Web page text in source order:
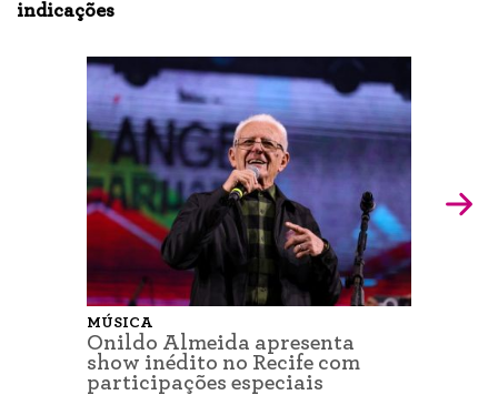
indicações
MÚSICA
Onildo Almeida apresenta
show inédito no Recife com
participações especiais